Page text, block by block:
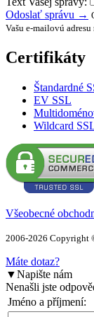
Odoslať správu →
Vašu e-mailovú
Certifikáty
Štandardné
EV SSL
Wildcard
Všeobecné
2006-2026 Copyright
Máte dotaz?
▼Napište nám
Nenašli jste
Jméno a příjmení: